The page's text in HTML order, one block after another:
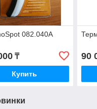
082.040A
₸
Купить
90